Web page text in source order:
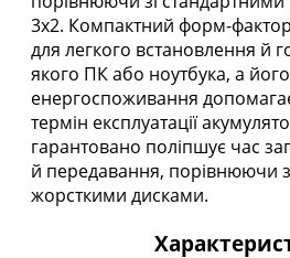
3x2. Компактний форм-
для легкого встановлення й
якого ПК або ноутбука, а
енергоспоживання
термін експлуатації
гарантовано поліпшує час
й передавання, порівнюючи
жорсткими дисками.